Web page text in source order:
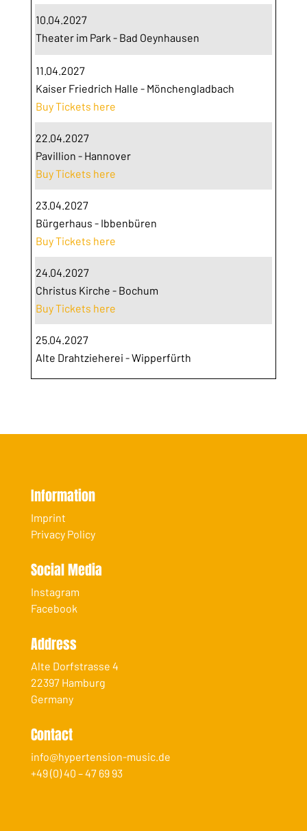
10.04.2027
Theater im Park - Bad Oeynhausen
11.04.2027
Kaiser Friedrich Halle - Mönchengladbach
Buy Tickets here
22.04.2027
Pavillion - Hannover
Buy Tickets here
23.04.2027
Bürgerhaus - Ibbenbüren
Buy Tickets here
24.04.2027
Christus Kirche - Bochum
Buy Tickets here
25.04.2027
Alte Drahtzieherei - Wipperfürth
Information
Imprint
Privacy Policy
Social Media
Instagram
Facebook
Address
Alte Dorfstrasse 4
22397 Hamburg
Germany
Contact
info@hypertension-music.de
+49 (0) 40 – 47 69 93